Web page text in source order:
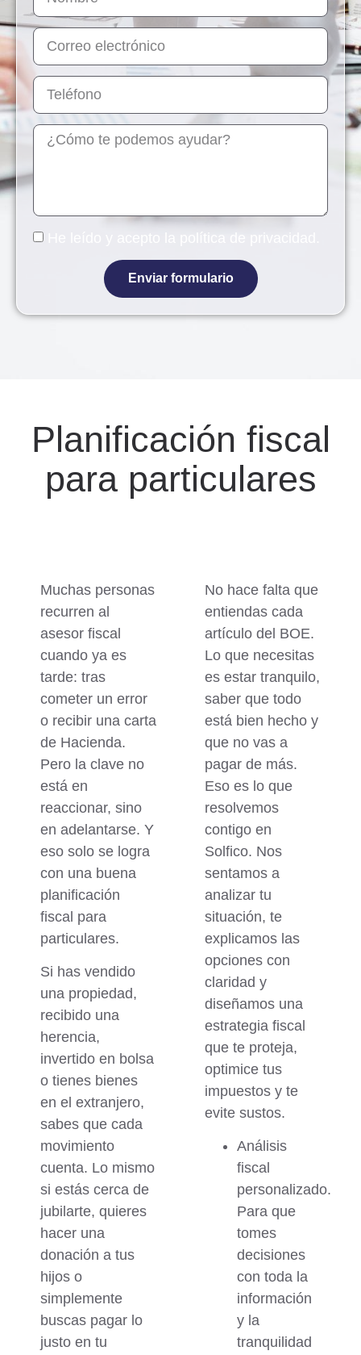
política de privacidad
Enviar formulario
Planificación fiscal
para particulares
Muchas personas
recurren al
asesor fiscal
cuando ya es
tarde: tras
cometer un error
o recibir una carta
de Hacienda.
Pero la clave no
está en
reaccionar, sino
en adelantarse. Y
eso solo se logra
con una buena
planificación
fiscal para
particulares.
Si has vendido
una propiedad,
recibido una
herencia,
invertido en bolsa
o tienes bienes
en el extranjero,
sabes que cada
movimiento
cuenta. Lo mismo
si estás cerca de
jubilarte, quieres
hacer una
donación a tus
hijos o
simplemente
buscas pagar lo
justo en tu
No hace falta que
entiendas cada
artículo del BOE.
Lo que necesitas
es estar tranquilo,
saber que todo
está bien hecho y
que no vas a
pagar de más.
Eso es lo que
resolvemos
contigo en
Solfico. Nos
sentamos a
analizar tu
situación, te
explicamos las
opciones con
claridad y
diseñamos una
estrategia fiscal
que te proteja,
optimice tus
impuestos y te
evite sustos.
Análisis
fiscal
personalizado.
Para que
tomes
decisiones
con toda la
información
y la
tranquilidad